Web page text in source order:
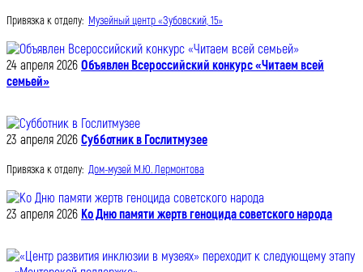
Привязка к отделу: Музейный центр «Зубовский, 15»
24 апреля 2026 Объявлен Всероссийский конкурс «Читаем всей
семьей»
23 апреля 2026 Субботник в Гослитмузее
Привязка к отделу: Дом-музей М.Ю. Лермонтова
23 апреля 2026 Ко Дню памяти жертв геноцида советского народа